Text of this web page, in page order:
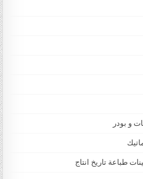
و بودر
طباعة تاريخ انتاج